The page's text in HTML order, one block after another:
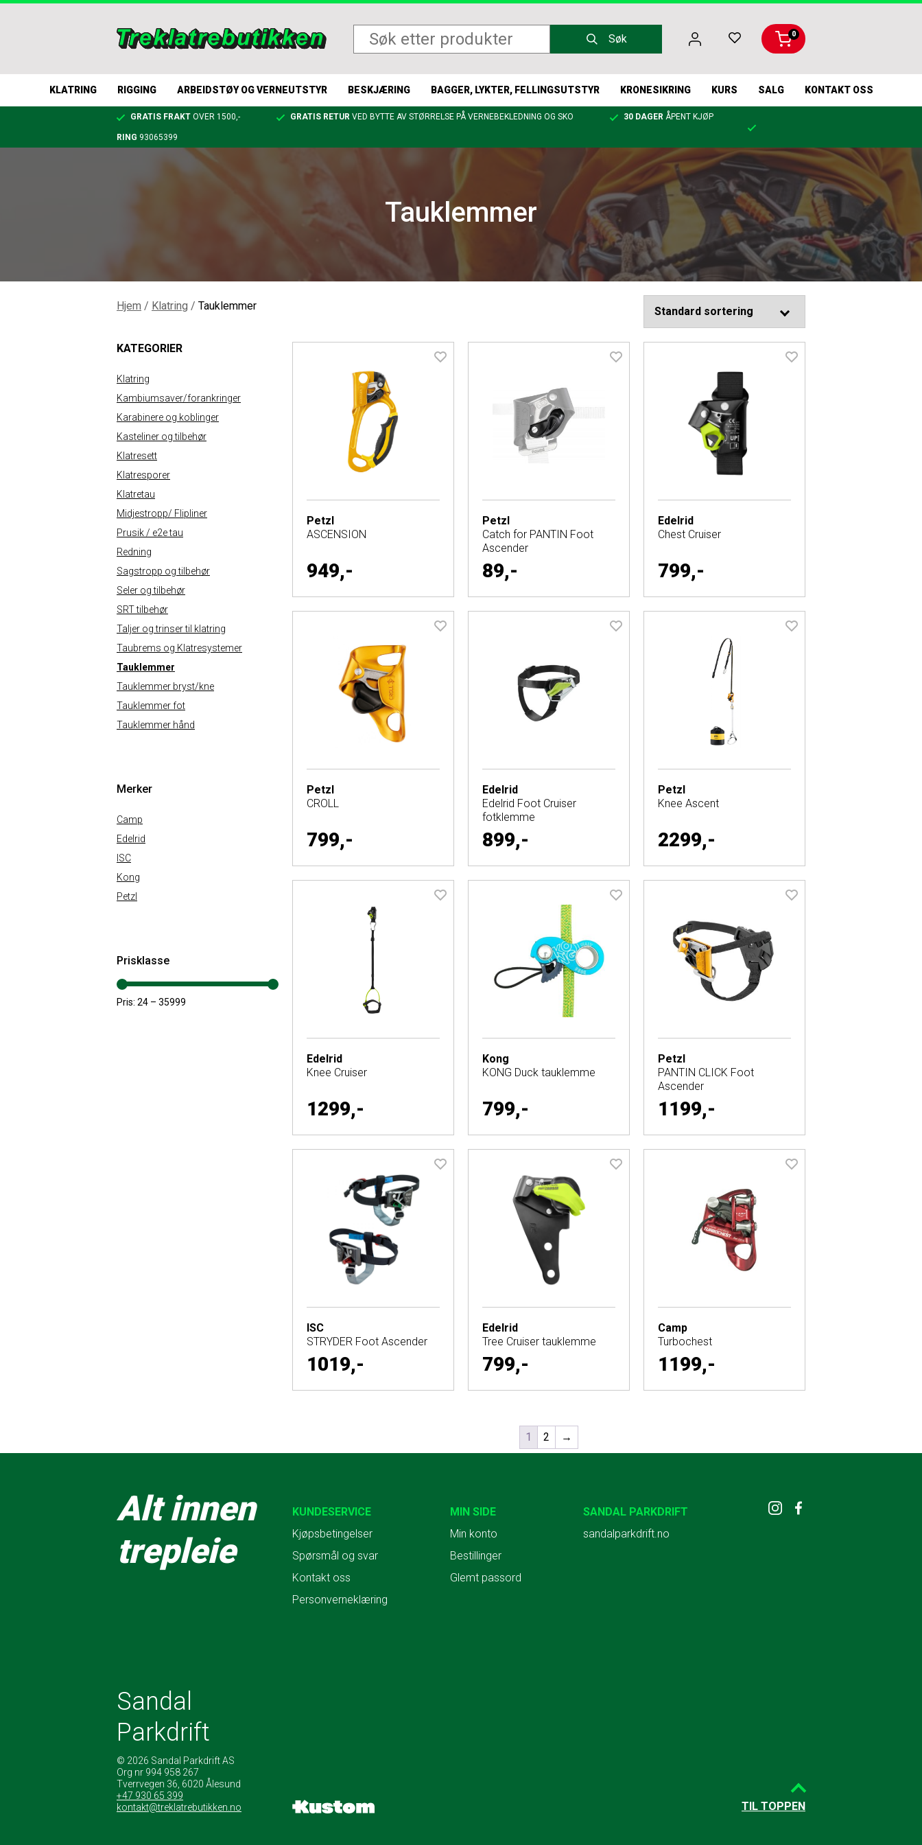
Søk 0
KLATRING RIGGING ARBEIDSTØY OG VERNEUTSTYR BESKJÆRING BAGGER, LYKTER, FELLINGSUTSTYR KRONESIKRING KURS SALG KONTAKT OSS
GRATIS FRAKT OVER 1500,- GRATIS RETUR VED BYTTE AV STØRRELSE PÅ VERNEBEKLEDNING OG SKO 30 DAGER ÅPENT KJØP
RING 93065399
Tauklemmer
Hjem / Klatring / Tauklemmer
KATEGORIER
Klatring
Kambiumsaver/forankringer
Karabinere og koblinger
Kasteliner og tilbehør
Klatresett
Klatresporer
Klatretau
Midjestropp/ Flipliner
Prusik / e2e tau
Redning
Sagstropp og tilbehør
Seler og tilbehør
SRT tilbehør
Taljer og trinser til klatring
Taubrems og Klatresystemer
Tauklemmer
Tauklemmer bryst/kne
Tauklemmer fot
Tauklemmer hånd
Merker
Camp
Edelrid
ISC
Kong
Petzl
Prisklasse
Pris: 24 – 35999
Petzl
ASCENSION
949,-
Petzl
Catch for PANTIN Foot
Ascender
89,-
Edelrid
Chest Cruiser
799,-
Petzl
CROLL
799,-
Edelrid
Edelrid Foot Cruiser
fotklemme
899,-
Petzl
Knee Ascent
2299,-
Edelrid
Knee Cruiser
1299,-
Kong
KONG Duck tauklemme
799,-
Petzl
PANTIN CLICK Foot
Ascender
1199,-
ISC
STRYDER Foot Ascender
1019,-
Edelrid
Tree Cruiser tauklemme
799,-
Camp
Turbochest
1199,-
1 2 →
Alt innen
trepleie
KUNDESERVICE
Kjøpsbetingelser
Spørsmål og svar
Kontakt oss
Personverneklæring
MIN SIDE
Min konto
Bestillinger
Glemt passord
SANDAL PARKDRIFT
sandalparkdrift.no
Sandal
Parkdrift
© 2026 Sandal Parkdrift AS
Org nr 994 958 267
Tverrvegen 36, 6020 Ålesund
+47 930 65 399
kontakt@treklatrebutikken.no
TIL TOPPEN